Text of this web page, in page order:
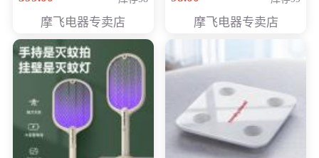
摩飞电器专卖店 摩飞电器专卖店